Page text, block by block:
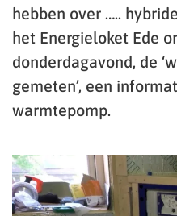
hebben over …..
het Energieloket Ede
donderdagavond, de
gemeten’, een
warmtepomp.